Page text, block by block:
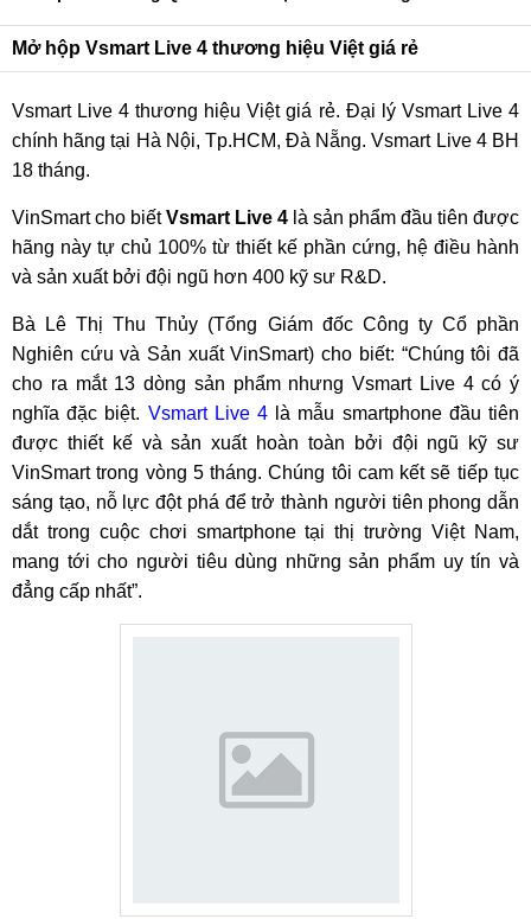
Mở hộp Vsmart Live 4 thương hiệu Việt giá rẻ
Vsmart Live 4 thương hiệu Việt giá rẻ. Đại lý Vsmart Live 4
chính hãng tại Hà Nội, Tp.HCM, Đà Nẵng. Vsmart Live 4 BH
18 tháng.
VinSmart cho biếtVsmart Live 4 là sản phẩm đầu tiên được
hãng này tự chủ 100% từ thiết kế phần cứng, hệ điều hành
và sản xuất bởi đội ngũ hơn 400 kỹ sư R&D.
Bà Lê Thị Thu Thủy (Tổng Giám đốc Công ty Cổ phần
Nghiên cứu và Sản xuất VinSmart) cho biết: “Chúng tôi đã
cho ra mắt 13 dòng sản phẩm nhưng Vsmart Live 4 có ý
nghĩa đặc biệt. Vsmart Live 4 là mẫu smartphone đầu tiên
được thiết kế và sản xuất hoàn toàn bởi đội ngũ kỹ sư
VinSmart trong vòng 5 tháng. Chúng tôi cam kết sẽ tiếp tục
sáng tạo, nỗ lực đột phá để trở thành người tiên phong dẫn
dắt trong cuộc chơi smartphone tại thị trường Việt Nam,
mang tới cho người tiêu dùng những sản phẩm uy tín và
đẳng cấp nhất”.